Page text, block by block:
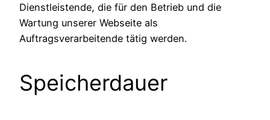
Dienstleistende, die für den Betrieb und die
Wartung unserer Webseite als
Auftragsverarbeitende tätig werden.
Speicherdauer